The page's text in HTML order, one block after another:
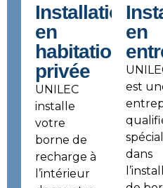
Installations
en
habitation
privée
UNILEC
installe
votre
borne de
recharge à
l’intérieur
en
est
dans